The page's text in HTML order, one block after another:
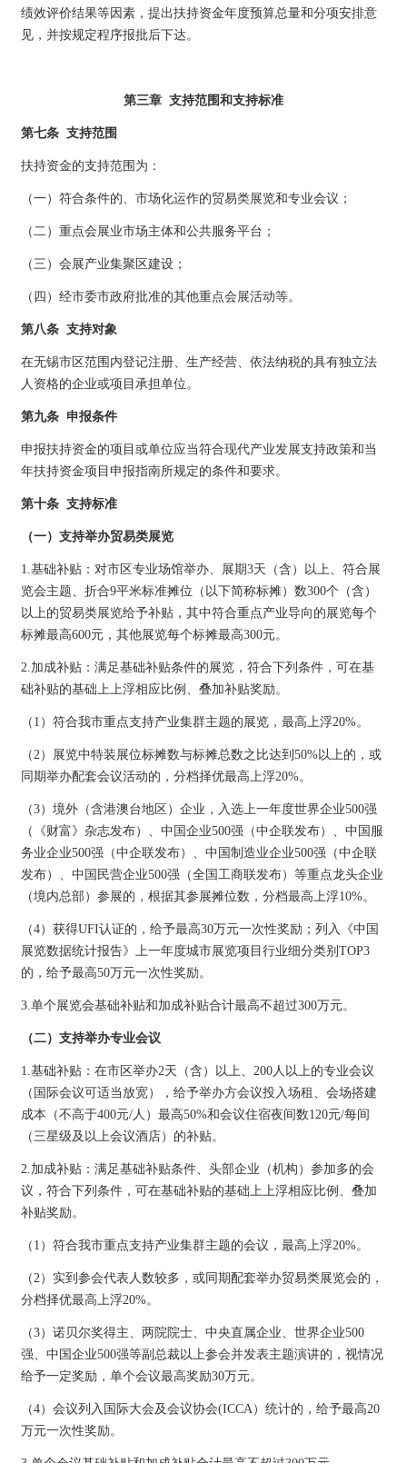
绩效评价结果等因素，提出扶持资金年度预算总量和分项安排意
见，并按规定程序报批后下达。
第三章 支持范围和支持标准
第七条 支持范围
扶持资金的支持范围为：
（一）符合条件的、市场化运作的贸易类展览和专业会议；
（二）重点会展业市场主体和公共服务平台；
（三）会展产业集聚区建设；
（四）经市委市政府批准的其他重点会展活动等。
第八条 支持对象
在无锡市区范围内登记注册、生产经营、依法纳税的具有独立法
人资格的企业或项目承担单位。
第九条 申报条件
申报扶持资金的项目或单位应当符合现代产业发展支持政策和当
年扶持资金项目申报指南所规定的条件和要求。
第十条 支持标准
（一）支持举办贸易类展览
1.基础补贴：对市区专业场馆举办、展期3天（含）以上、符合展
览会主题、折合9平米标准摊位（以下简称标摊）数300个（含）
以上的贸易类展览给予补贴，其中符合重点产业导向的展览每个
标摊最高600元，其他展览每个标摊最高300元。
2.加成补贴：满足基础补贴条件的展览，符合下列条件，可在基
础补贴的基础上上浮相应比例、叠加补贴奖励。
（1）符合我市重点支持产业集群主题的展览，最高上浮20%。
（2）展览中特装展位标摊数与标摊总数之比达到50%以上的，或
同期举办配套会议活动的，分档择优最高上浮20%。
（3）境外（含港澳台地区）企业，入选上一年度世界企业500强
（《财富》杂志发布）、中国企业500强（中企联发布）、中国服
务业企业500强（中企联发布）、中国制造业企业500强（中企联
发布）、中国民营企业500强（全国工商联发布）等重点龙头企业
（境内总部）参展的，根据其参展摊位数，分档最高上浮10%。
（4）获得UFI认证的，给予最高30万元一次性奖励；列入《中国
展览数据统计报告》上一年度城市展览项目行业细分类别TOP3
的，给予最高50万元一次性奖励。
3.单个展览会基础补贴和加成补贴合计最高不超过300万元。
（二）支持举办专业会议
1.基础补贴：在市区举办2天（含）以上、200人以上的专业会议
（国际会议可适当放宽），给予举办方会议投入场租、会场搭建
成本（不高于400元/人）最高50%和会议住宿夜间数120元/每间
（三星级及以上会议酒店）的补贴。
2.加成补贴：满足基础补贴条件、头部企业（机构）参加多的会
议，符合下列条件，可在基础补贴的基础上上浮相应比例、叠加
补贴奖励。
（1）符合我市重点支持产业集群主题的会议，最高上浮20%。
（2）实到参会代表人数较多，或同期配套举办贸易类展览会的，
分档择优最高上浮20%。
（3）诺贝尔奖得主、两院院士、中央直属企业、世界企业500
强、中国企业500强等副总裁以上参会并发表主题演讲的，视情况
给予一定奖励，单个会议最高奖励30万元。
（4）会议列入国际大会及会议协会(ICCA）统计的，给予最高20
万元一次性奖励。